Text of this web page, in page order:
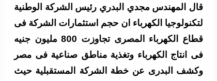
قال المهندس مجدي البدري رئيس الشركة الوطنية
لتكنولوجيا الكهرباء ان حجم استثمارات الشركة فى
قطاع الكهرباء المصرى تجاوزت 800 مليون جنيه
فى انتاج الكهرباء وتغذية مناطق صناعية فى مصر
وكشف البدرى عن خطة الشركة المستقبلية حيث